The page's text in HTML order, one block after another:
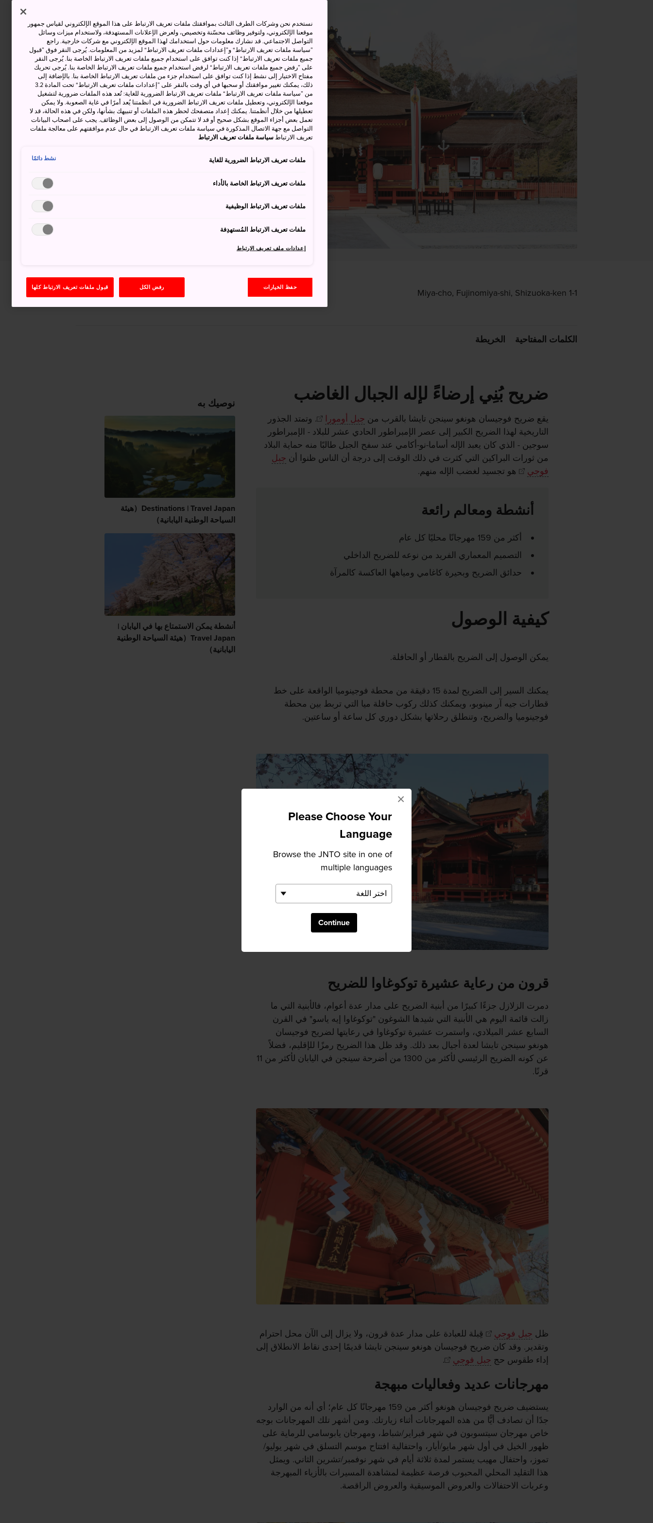
Please Choose Your
Language
Browse the JNTO site in one of
multiple languages
Continue
×
1-1 Miya-cho, Fujinomiya-shi, Shizuoka-ken
عرض على خرائط غوغل (Google Maps)
الكلمات المفتاحية الخريطة
ضريح بُنِي إرضاءً لإله الجبال الغاضب
يقع ضريح فوجيسان هونغو سينجن تايشا بالقرب من جبل أومورا
. وتمتد الجذور
التاريخية لهذا الضريح الكبير إلى عصر الإمبراطور الحادي عشر للبلاد - الإمبراطور
سوجين - الذي كان يعبد الإله أساما-نو-أكامي عند سفح الجبل طالبًا منه حماية البلاد
من ثورات البراكين التي كثرت في ذلك الوقت إلى درجة أن الناس ظنوا أن جبل
فوجي
هو تجسيد لغضب الإله منهم.
أنشطة ومعالم رائعة
أكثر من 159 مهرجانًا محليًا كل عام
التصميم المعماري الفريد من نوعه للضريح الداخلي
حدائق الضريح وبحيرة كاغامي ومياهها العاكسة كالمرآة
كيفية الوصول
يمكن الوصول إلى الضريح بالقطار أو الحافلة.
يمكنك السير إلى الضريح لمدة 15 دقيقة من محطة فوجينوميا الواقعة على خط
قطارات جيه آر مينوبو، ويمكنك كذلك ركوب حافلة ميا التي تربط بين محطة
فوجينوميا والضريح، وتنطلق رحلاتها بشكل دوري كل ساعة أو ساعتين.
قرون من رعاية عشيرة توكوغاوا للضريح
دمرت الزلازل جزءًا كبيرًا من أبنية الضريح على مدار عدة أعوام، فالأبنية التي ما
زالت قائمة اليوم هي الأبنية التي شيدها الشوغون "توكوغاوا إيه ياسو" في القرن
السابع عشر الميلادي، واستمرت عشيرة توكوغاوا في رعايتها لضريح فوجيسان
هونغو سينجن تايشا لعدة أجيال بعد ذلك. وقد ظل هذا الضريح رمزًا للإقليم، فضلاً
عن كونه الضريح الرئيسي لأكثر من 1300 من أضرحة سينجن في اليابان لأكثر من 11
قرنًا.
ظل جبل فوجي
قِبلة للعبادة على مدار عدة قرون، ولا يزال إلى الآن محل احترام
وتقدير. وقد كان ضريح فوجيسان هونغو سينجن تايشا قديمًا إحدى نقاط الانطلاق إلى
إداء طقوس حج جبل فوجي .
مهرجانات عديد وفعاليات مبهجة
يستضيف ضريح فوجيسان هونغو أكثر من 159 مهرجانًا كل عام؛ أي أنه من الوارد
جدًا أن تصادف أيًّا من هذه المهرجانات أثناء زيارتك. ومن أشهر تلك المهرجانات بوجه
خاص مهرجان سيتسوبون في شهر فبراير/شباط، ومهرجان يابوسامي للرماية على
ظهور الخيل في أول شهر مايو/أيار، واحتفالية افتتاح موسم التسلق في شهر يوليو/
تموز، واحتفال مهيب يستمر لمدة ثلاثة أيام في شهر نوفمبر/تشرين الثاني. ويمثل
هذا التقليد المحلي المحبوب فرصة عظيمة لمشاهدة المسيرات بالأزياء المبهرجة
وعربات الاحتفالات والعروض الموسيقية والعروض الراقصة.
نوصيك به
Destinations | Travel Japan（هيئة
السياحة الوطنية اليابانية）
أنشطة يمكن الاستمتاع بها في اليابان |
Travel Japan（هيئة السياحة الوطنية
اليابانية）
نستخدم نحن وشركات الطرف الثالث بموافقتك ملفات تعريف الارتباط على هذا الموقع الإلكتروني لقياس جمهور
موقعنا الإلكتروني، ولتوفير وظائف محسّنة وتخصيص، ولعرض الإعلانات المستهدفة، ولاستخدام ميزات وسائل
التواصل الاجتماعي. قد نشارك معلومات حول استخدامك لهذا الموقع الإلكتروني مع شركات خارجية. راجع
”سياسة ملفات تعريف الارتباط“ و”إعدادات ملفات تعريف الارتباط“ لمزيد من المعلومات. يُرجى النقر فوق ”قبول
جميع ملفات تعريف الارتباط“ إذا كنت توافق على استخدام جميع ملفات تعريف الارتباط الخاصة بنا. يُرجى النقر
على ”رفض جميع ملفات تعريف الارتباط“ لرفض استخدام جميع ملفات تعريف الارتباط الخاصة بنا. يُرجى تحريك
مفتاح الاختيار إلى نشط إذا كنت توافق على استخدام جزء من ملفات تعريف الارتباط الخاصة بنا. بالإضافة إلى
ذلك، يمكنك تغيير موافقتك أو سحبها في أي وقت بالنقر على ”إعدادات ملفات تعريف الارتباط“ تحت المادة 3.2
من ”سياسة ملفات تعريف الارتباط“ ملفات تعريف الارتباط الضرورية للغاية: تُعد هذه الملفات ضرورية لتشغيل
موقعنا الإلكتروني، وتعطيل ملفات تعريف الارتباط الضرورية في انظمتنا يُعد أمرًا في غاية الصعوبة. ولا يمكن
تعطيلها من خلال أنظمتنا. يمكنك إعداد متصفحك لحظر هذه الملفات أو تنبيهك بشأنها، ولكن في هذه الحالة، قد لا
تعمل بعض أجزاء الموقع بشكل صحيح أو قد لا تتمكن من الوصول إلى بعض الوظائف. يجب على اصحاب البيانات
التواصل مع جهة الاتصال المذكورة في سياسة ملفات تعريف الارتباط في حال عدم موافقتهم على معالجة ملفات
تعريف الارتباط سياسة ملفات تعريف الارتباط
ملفات تعريف الارتباط الضرورية للغاية نشط دائمًا
ملفات تعريف الارتباط الخاصة بالأداء
ملفات تعريف الارتباط الوظيفية
ملفات تعريف الارتباط المُستهدِفة
إعدادات ملف تعريف الارتباط
حفظ الخيارات رفض الكل قبول ملفات تعريف الارتباط كلها